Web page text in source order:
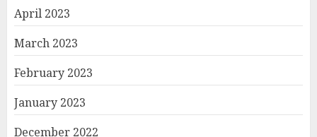
April 2023
March 2023
February 2023
January 2023
December 2022